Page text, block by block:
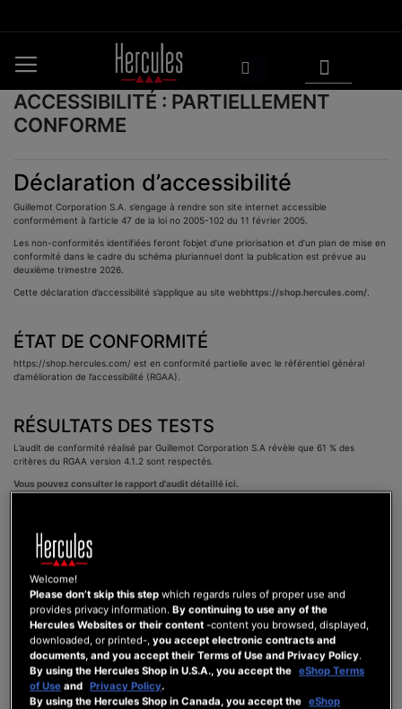
au
ACCESSIBILITÉ : PARTIELLEMENT
CONFORME
Déclaration d’accessibilité
Guillemot Corporation S.A. s’engage à rendre son site internet accessible
conformément à l’article 47 de la loi no 2005-102 du 11 février 2005.
Les non-conformités identifiées feront l’objet d’une priorisation et d’un plan de mise en
conformité dans le cadre du schéma pluriannuel dont la publication est prévue au
deuxième trimestre 2026.
Cette déclaration d’accessibilité s’applique au site webhttps://shop.hercules.com/
ÉTAT DE CONFORMITÉ
https://shop.hercules.com/ est en conformité partielle avec le référentiel général
d’amélioration de l’accessibilité (RGAA).
RÉSULTATS DES TESTS
L’audit de conformité réalisé par Guillemot Corporation S.A révèle que 61 % des
critères du RGAA version 4.1.2 sont respectés.
Vous pouvez consulter le rapport d'audit détaillé ici.
ÉTABLISSEMENT DE CETTE DÉCLARATION
D’ACCESSIBILITÉ
Cette déclaration a été établie le 23 mars 2026.
Technologies utilisées pour la réalisation du site
web
HTML
CSS
Welcome!
Please don’t skip this step which regards rules of proper use and
provides privacy information.By continuing to use any of the
Hercules Websites or their content -content you browsed, displayed,
downloaded, or printed-,you accept electronic contracts and
documents, and you accept their Terms of Use and Privacy Policy.
By using the Hercules Shop in U.S.A., you accept the eShop Terms
of Use and Privacy Policy.
By using the Hercules Shop in Canada, you accept the eShop